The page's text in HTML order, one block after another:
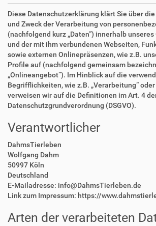
Diese Datenschutzerklärung klärt Sie über
und Zweck der Verarbeitung von
(nachfolgend kurz „Daten“) innerhalb
und der mit ihm verbundenen Webseiten,
sowie externen Onlinepräsenzen, wie z.B.
Profile auf (nachfolgend gemeinsam
„Onlineangebot“). Im Hinblick auf die
Begrifflichkeiten, wie z.B. „Verarbeitung“
verweisen wir auf die Definitionen im Art. 4
Datenschutzgrundverordnung (DSGVO).
Verantwortlicher
DahmsTierleben
Wolfgang Dahm
50997 Köln
Deutschland
E-Mailadresse: info@DahmsTierleben.de
Link zum Impressum: https://
Arten der verarbeiteten